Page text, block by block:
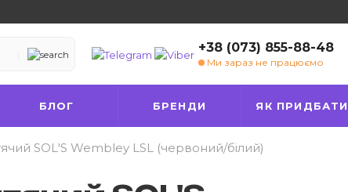
+38 (073) 855-88-48
Ми зараз не працюємо
БЛОГ БРЕНДИ ЯК ПРИДБАТИ
SOL'S Wembley LSL (червоний/білий)